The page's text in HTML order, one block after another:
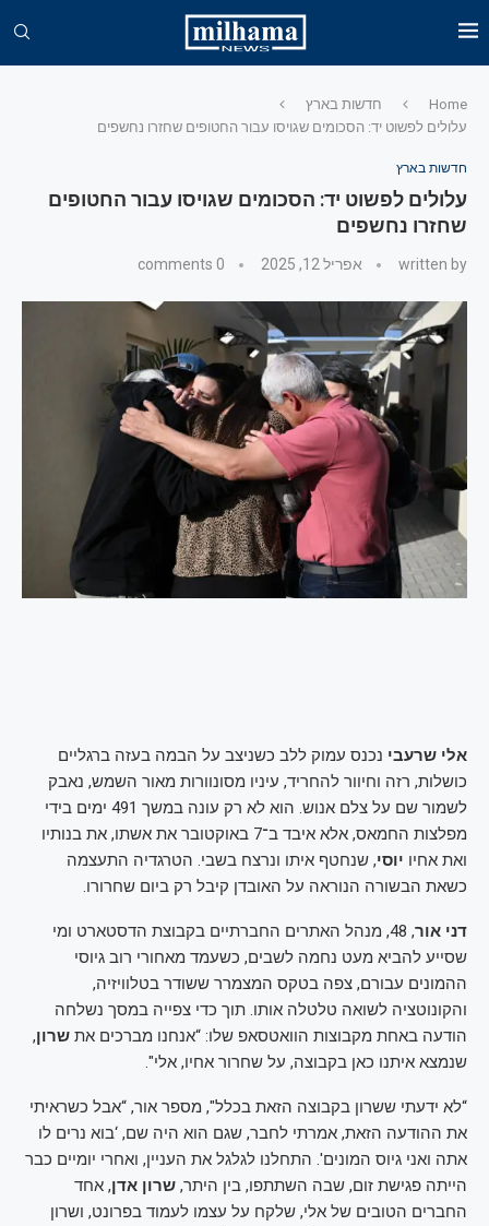
Home
חדשות בארץ
עלולים לפשוט יד: הסכומים שגויסו עבור החטופים שחזרו נחשפים
חדשות בארץ
עלולים לפשוט יד: הסכומים שגויסו עבור החטופים
שחזרו נחשפים
written by אפריל 12, 2025 0 comments
אלי שרעבי נכנס עמוק ללב כשניצב על הבמה בעזה ברגליים
כושלות, רזה וחיוור להחריד, עיניו מסונוורות מאור השמש, נאבק
לשמור שם על צלם אנוש. הוא לא רק עונה במשך 491 ימים בידי
מפלצות החמאס, אלא איבד ב־7 באוקטובר את אשתו, את בנותיו
ואת אחיו יוסי, שנחטף איתו ונרצח בשבי. הטרגדיה התעצמה
כשאת הבשורה הנוראה על האובדן קיבל רק ביום שחרורו.
דני אור
, 48, מנהל האתרים החברתיים בקבוצת הדסטארט ומי
שסייע להביא מעט נחמה לשבים, כשעמד מאחורי רוב גיוסי
ההמונים עבורם, צפה בטקס המצמרר ששודר בטלוויזיה,
והקונוטציה לשואה טלטלה אותו. תוך כדי צפייה במסך נשלחה
הודעה באחת מקבוצות הוואטסאפ שלו: “אנחנו מברכים את שרון,
שנמצא איתנו כאן בקבוצה, על שחרור אחיו, אלי".
“לא ידעתי ששרון בקבוצה הזאת בכלל", מספר אור, “אבל כשראיתי
את ההודעה הזאת, אמרתי לחבר, שגם הוא היה שם, ‘בוא נרים לו
אתה ואני גיוס המונים'. התחלנו לגלגל את העניין, ואחרי יומיים כבר
הייתה פגישת זום, שבה השתתפו, בין היתר, שרון אדן, אחד
החברים הטובים של אלי, שלקח על עצמו לעמוד בפרונט, ושרון